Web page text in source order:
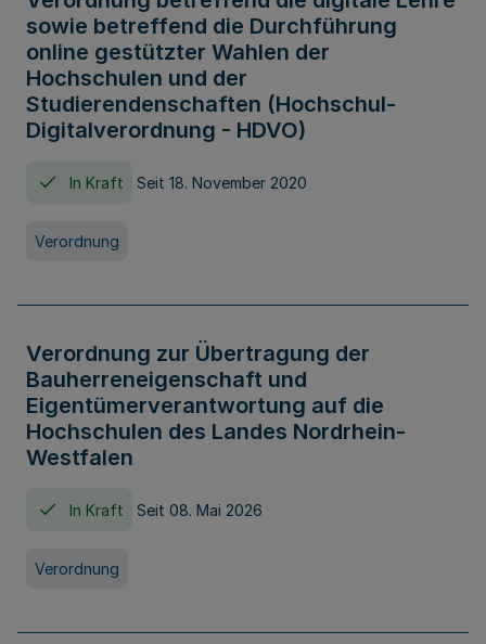
sowie betreffend die Durchführung
online gestützter Wahlen der
Hochschulen und der
Studierendenschaften (Hochschul-
Digitalverordnung - HDVO)
In Kraft Seit 18. November 2020
Verordnung
Verordnung zur Übertragung der
Bauherreneigenschaft und
Eigentümerverantwortung auf die
Hochschulen des Landes Nordrhein-
Westfalen
In Kraft Seit 08. Mai 2026
Verordnung